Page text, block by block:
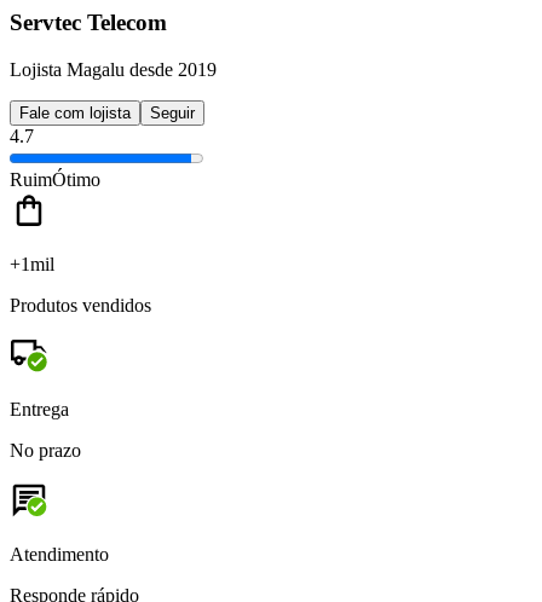
Servtec Telecom
Lojista Magalu desde 2019
Fale com lojista Seguir
4.7
RuimÓtimo
+1mil
Produtos vendidos
Entrega
No prazo
Atendimento
Responde rápido